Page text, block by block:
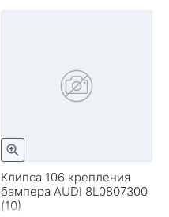
Клипса 106 крепления
бампера AUDI 8L0807300
(10)